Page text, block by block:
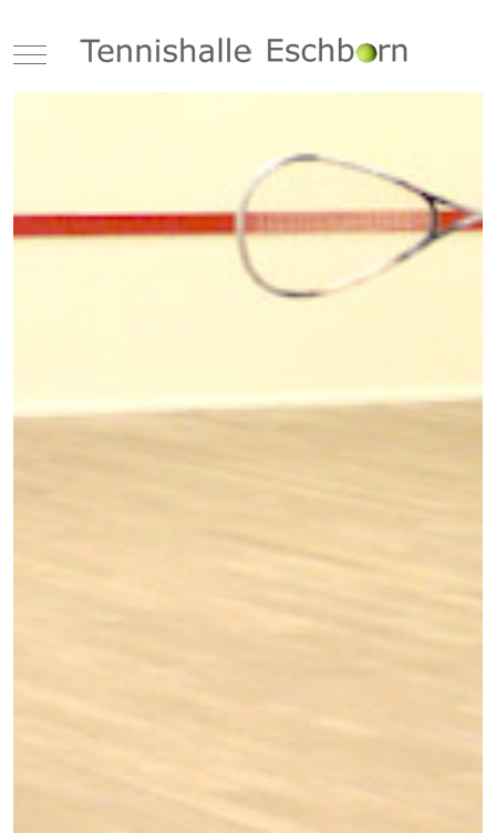
Mobile Menu Toggle